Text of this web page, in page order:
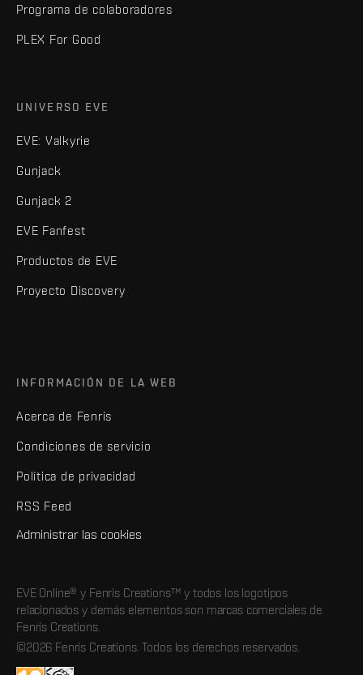
Programa de colaboradores
PLEX For Good
UNIVERSO EVE
EVE: Valkyrie
Gunjack
Gunjack 2
EVE Fanfest
Productos de EVE
Proyecto Discovery
INFORMACIÓN DE LA WEB
Acerca de Fenris
Condiciones de servicio
Política de privacidad
RSS Feed
Administrar las cookies
EVE Online® y Fenris Creations™ y todos los logotipos
relacionados y demás elementos son marcas comerciales de
Fenris Creations.
©2026 Fenris Creations. Todos los derechos reservados.